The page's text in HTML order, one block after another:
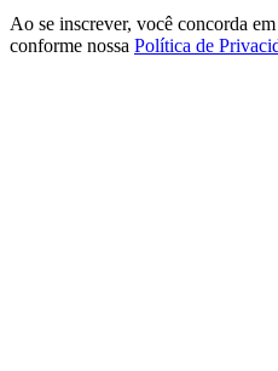
Ao se inscrever, você concorda
conforme nossa Política de